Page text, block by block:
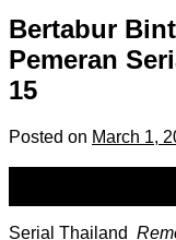
Bertabur
Pemeran
15
Posted on March 1,
Serial Thailand